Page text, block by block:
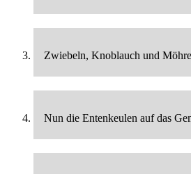
Zwiebeln, Knoblauch und
Nun die Entenkeulen auf das